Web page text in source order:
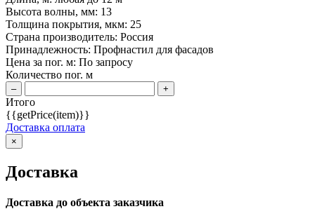
Высота волны, мм: 13
Толщина покрытия, мкм: 25
Страна производитель: Россия
Принадлежность: Профнастил для фасадов
Цена за пог. м: По запросу
Количество пог. м
– +
Итого
{{getPrice(item)}}
Доставка оплата
×
Доставка
Доставка до объекта заказчика